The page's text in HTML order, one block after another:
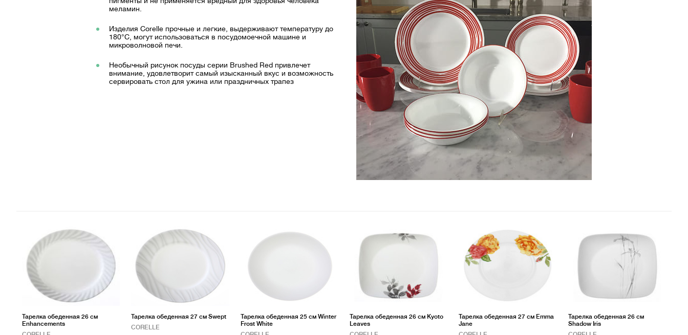
меламин.
Изделия Corelle прочные и легкие, выдерживают температуру до
180°C, могут использоваться в посудомоечной машине и
микроволновой печи.
Необычный рисунок посуды серии Brushed Red привлечет
внимание, удовлетворит самый изысканный вкус и возможность
сервировать стол для ужина или праздничных трапез
Тарелка обеденная 26 см
Enhancements
Тарелка обеденная 27 см Swept
CORELLE
Тарелка обеденная 25 см Winter
Frost White
Тарелка обеденная 26 см Kyoto
Leaves
Тарелка обеденная 27 см Emma
Jane
Тарелка обеденная 26 см
Shadow Iris